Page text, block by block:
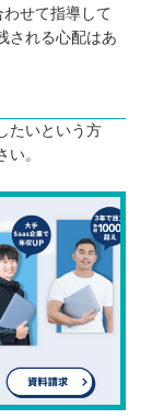
せて指導して
される心配はあ
たいという方
。